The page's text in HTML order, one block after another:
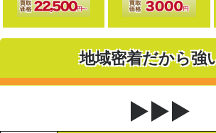
地域密着だから強
▶▶▶